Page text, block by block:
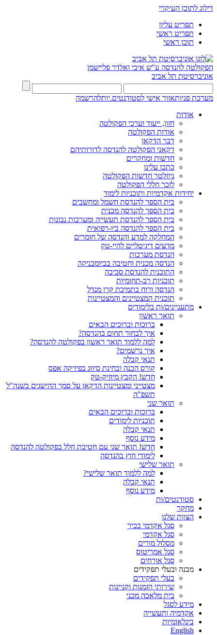
דילוג לתוכן העיקרי
תפריט עליון
תפריט ראשי
תוכן ראשי
הפקולטה להנדסה ע"ש איבי ואלדר פליישמן
אוניברסיטת תל אביב
מערכת פניותאזור אישי לסטודנטים.יותלהרשמה
אודות
חזון, ייעוד וערכי הפקולטה
אודות הפקולטה
דבר הדקאן
דקאני הפקולטה להנדסה לדורותיהם
חדשות ומחקרים
כתבו עלינו
ניוזלטר חדשות הפקולטה
לזכר חללי הפקולטה
יחידות אקדמיות ותוכניות לימוד
בית הספר להנדסת חשמל ומחשבים
בית הספר להנדסה מכנית
בית הספר להנדסת תעשייה ומערכות נבונות
בית הספר להנדסה ביו-רפואית
המחלקה למדע והנדסה של חומרים
מדעים דיגיטליים להיי-טק
הנדסת מערכות
הנדסה מכנית וחטיבה בביומכניקה
התוכנית להנדסת סביבה
תוכניות רב-תחומיות
הנדסה ורוח בתמיכת קרן מנדל
תוכנית המצטיינים והמצטיינות
מתעניינים/ות בלימודים
תואר ראשון
ברוכות וברוכים הבאים
איך לבחור תחום בהנדסה?
למה ללמוד תואר ראשון בפקולטה להנדסה?
איך נרשמים?
תנאי קבלה
קורס הכנה ובחינת סיווג בפיזיקה אפס
חדש! הקבץ מיוזיק-טק
מצטייני ומצטיינות הדקאן על סמך ההישגים בשנה"ל
תשפ"ה
תואר שני
ברוכות וברוכים הבאים
תוכניות לימודים
תנאי קבלה
מידע נוסף
חדש! תואר שני עם חטיבת חלל בפקולטה להנדסה
לימודי חוץ בהנדסה
תואר שלישי
למה ללמוד תואר שלישי?
תנאי קבלה
מידע נוסף
סטודנטים/ות
מחקר
הצוות שלנו
סגל אקדמי בכיר
סגל אקדמי
מסלול מורים
סגל אמריטוס
סגל אורחים
מבנה ובעלי תפקידים
בעלי תפקידים
שירותי הזמנות וקניינות
בית מלאכה מכני
מידע לסגל
אקדמיה ותעשייה
בינלאומיות
English